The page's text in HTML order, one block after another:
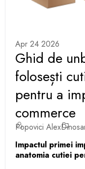
Apr 24 2026
Ghid de
folosești
pentru a
commerce
Popovici Alex
Impactul primei
anatomia cutiei